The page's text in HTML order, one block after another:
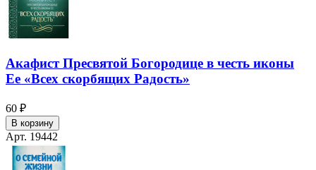
Акафист Пресвятой Богородице в честь иконы
Ее «Всех скорбящих Радость»
60 ₽
В корзину
Арт. 19442